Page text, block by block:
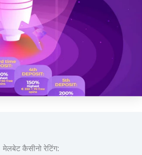
मेलबेट कैसीनो रेटिंग: